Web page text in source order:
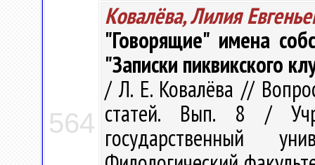
564
Ковалёва, Лилия
"Говорящие" имена
"Записки пиквикского
/ Л. Е. Ковалёва //
статей. Вып. 8 /
государственный